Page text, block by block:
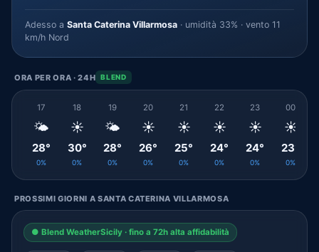
Adesso a Santa Caterina Villarmosa · umidità 33% · vento 11
km/h Nord
ORA PER ORA · 24H BLEND
17
🌤️
28°
0%
18
☀️
30°
0%
19
🌤️
28°
0%
20
☀️
26°
0%
21
☀️
25°
0%
22
☀️
24°
0%
23
☀️
24°
0%
00
☀️
23°
0%
PROSSIMI GIORNI A SANTA CATERINA VILLARMOSA
● Blend WeatherSicily · fino a 72h alta affidabilità